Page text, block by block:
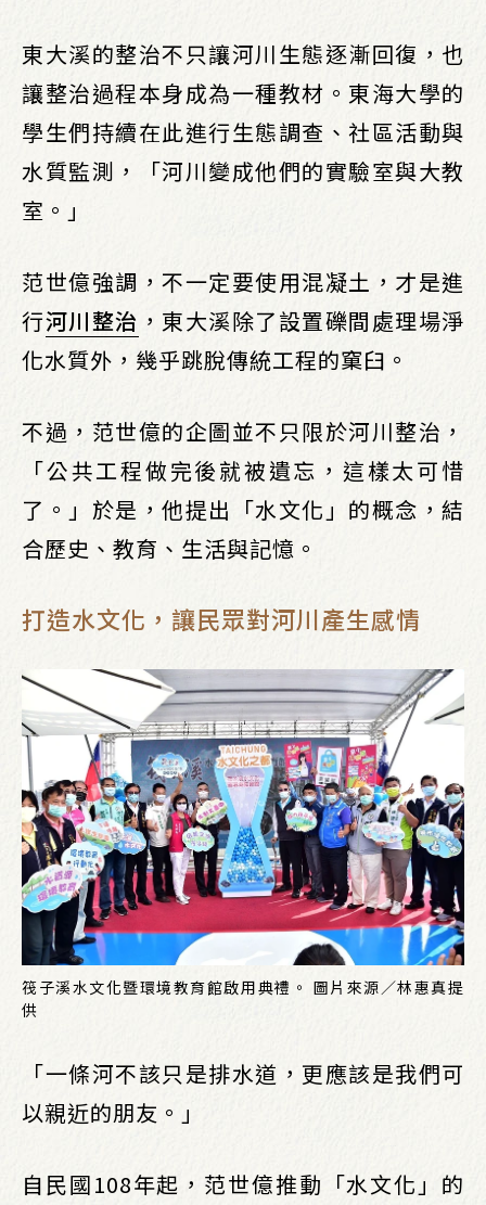
東大溪的整治不只讓河川生態逐漸回復，也
讓整治過程本身成為一種教材。東海大學的
學生們持續在此進行生態調查、社區活動與
水質監測，「河川變成他們的實驗室與大教
室。」
范世億強調，不一定要使用混凝土，才是進
行河川整治 ，東大溪除了設置礫間處理場淨
化水質外，幾乎跳脫傳統工程的窠臼。
不過，范世億的企圖並不只限於河川整治，
「公共工程做完後就被遺忘，這樣太可惜
了。」於是，他提出「水文化」的概念，結
合歷史、教育、生活與記憶。
打造水文化，讓民眾對河川產生感情
筏子溪水文化暨環境教育館啟用典禮。 圖片來源／林惠真提
供
「一條河不該只是排水道，更應該是我們可
以親近的朋友。」
自民國108年起，范世億推動「水文化」的